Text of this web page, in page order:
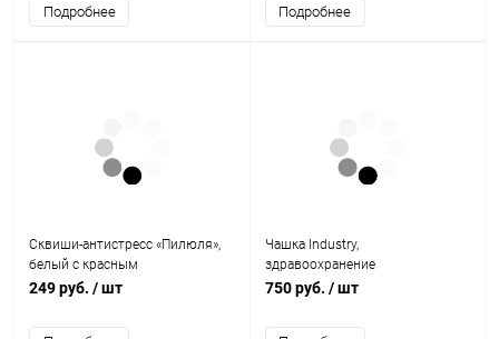
Подробнее Подробнее
Сквиши-антистресс «Пилюля»,
белый с красным
249 руб. / шт
Чашка Industry,
здравоохранение
750 руб. / шт